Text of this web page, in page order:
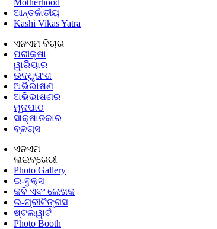
Motherhood
ଆନ୍ତର୍ଜାତୀୟ
Kashi Vikas Yatra
ଏନଏମ ବିଚାର
ପରୀକ୍ଷା
ୱାରିୟାର
ଉଦ୍ଧୃତାଂଶ
ଅଭିଭାଷଣ
ଅଭିଭାଷଣର
ମୂଳପାଠ
ସାକ୍ଷାତକାର
ବ୍ଳଗ୍ସ
ଏନଏମ
ଲାଇବ୍ରେରୀ
Photo Gallery
ଇ-ବୁକ୍ସ
କବି ଏବଂ ଲେଖକ
ଇ-ଗ୍ରୀଟିଙ୍ଗସ
ଷ୍ଟଲୱାର୍ଟ
Photo Booth